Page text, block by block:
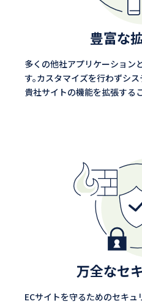
豊富な
多くの他社アプリケーション
す。カスタマイズを行わずシ
貴社サイトの機能を拡張する
万全なセ
ECサイトを守るためのセキ